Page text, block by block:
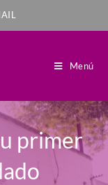
Menú
primer